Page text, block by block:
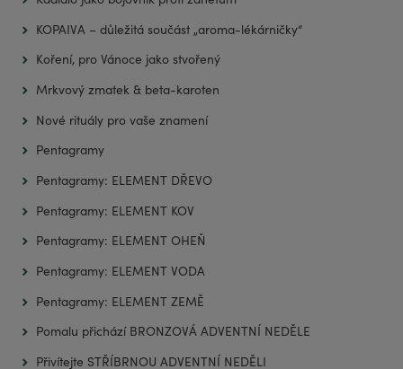
KOPAIVA – důležitá součást „aroma-lékárničky“
Koření, pro Vánoce jako stvořený
Mrkvový zmatek & beta-karoten
Nové rituály pro vaše znamení
Pentagramy
Pentagramy: ELEMENT DŘEVO
Pentagramy: ELEMENT KOV
Pentagramy: ELEMENT OHEŇ
Pentagramy: ELEMENT VODA
Pentagramy: ELEMENT ZEMĚ
Pomalu přichází BRONZOVÁ ADVENTNÍ NEDĚLE
Přivítejte STŘÍBRNOU ADVENTNÍ NEDĚLI